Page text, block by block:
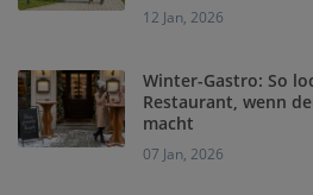
12 Jan, 2026
Winter-Gastro: So
Restaurant, wenn
macht
07 Jan, 2026